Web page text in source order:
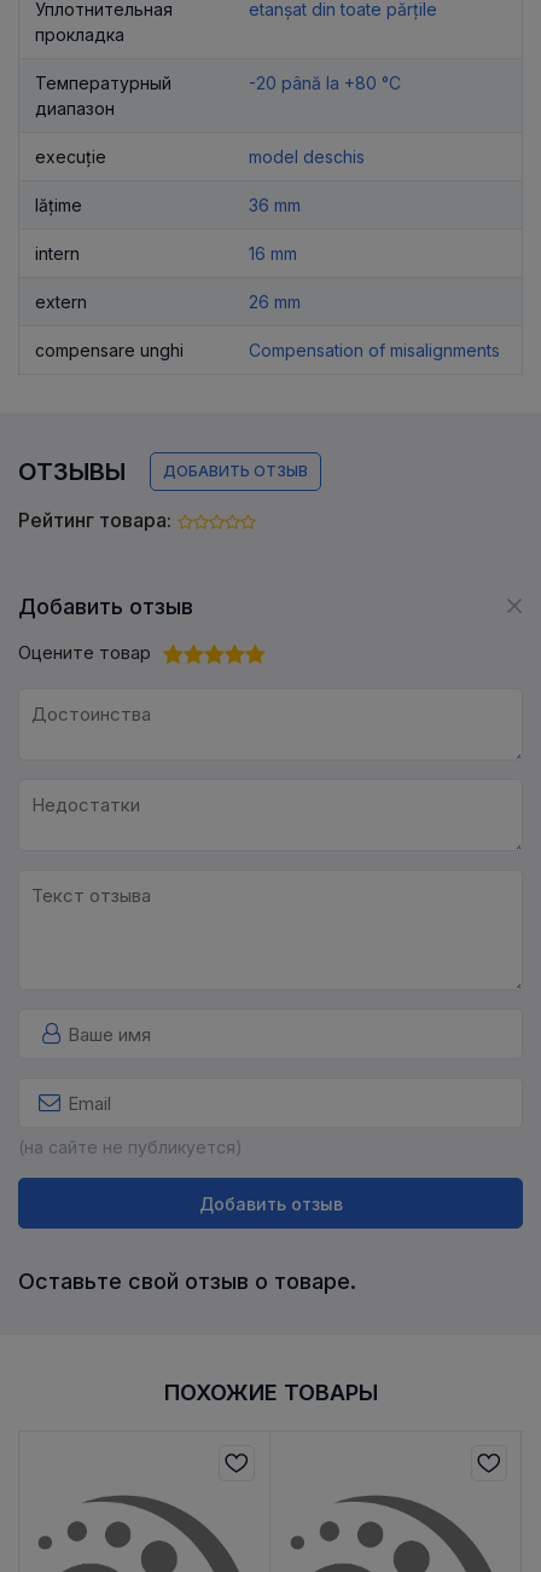
Уплотнительная
прокладка
etanșat din toate părțile
Температурный
диапазон
-20 până la +80 °C
execuție model deschis
lățime 36 mm
intern 16 mm
extern 26 mm
compensare unghi Compensation of misalignments
ОТЗЫВЫ ДОБАВИТЬ ОТЗЫВ
Рейтинг товара:
Добавить отзыв
Оцените товар
(на сайте не публикуется)
Добавить отзыв
Оставьте свой отзыв о товаре.
ПОХОЖИЕ ТОВАРЫ